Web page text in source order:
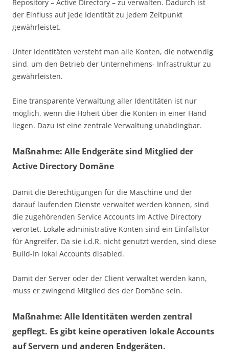
Repository – Active Directory – zu verwalten. Dadurch ist
der Einfluss auf jede Identität zu jedem Zeitpunkt
gewährleistet.
Unter Identitäten versteht man alle Konten, die notwendig
sind, um den Betrieb der Unternehmens- Infrastruktur zu
gewährleisten.
Eine transparente Verwaltung aller Identitäten ist nur
möglich, wenn die Hoheit über die Konten in einer Hand
liegen. Dazu ist eine zentrale Verwaltung unabdingbar.
Maßnahme: Alle Endgeräte sind Mitglied der
Active Directory Domäne
Damit die Berechtigungen für die Maschine und der
darauf laufenden Dienste verwaltet werden können, sind
die zugehörenden Service Accounts im Active Directory
verortet. Lokale administrative Konten sind ein Einfallstor
für Angreifer. Da sie i.d.R. nicht genutzt werden, sind diese
Build-In lokal Accounts disabled.
Damit der Server oder der Client verwaltet werden kann,
muss er zwingend Mitglied des der Domäne sein.
Maßnahme: Alle Identitäten werden zentral
gepflegt. Es gibt keine operativen lokale Accounts
auf Servern und anderen Endgeräten.